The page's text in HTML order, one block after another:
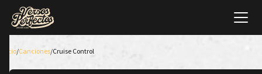
Inicio/Canciones/Cruise Control